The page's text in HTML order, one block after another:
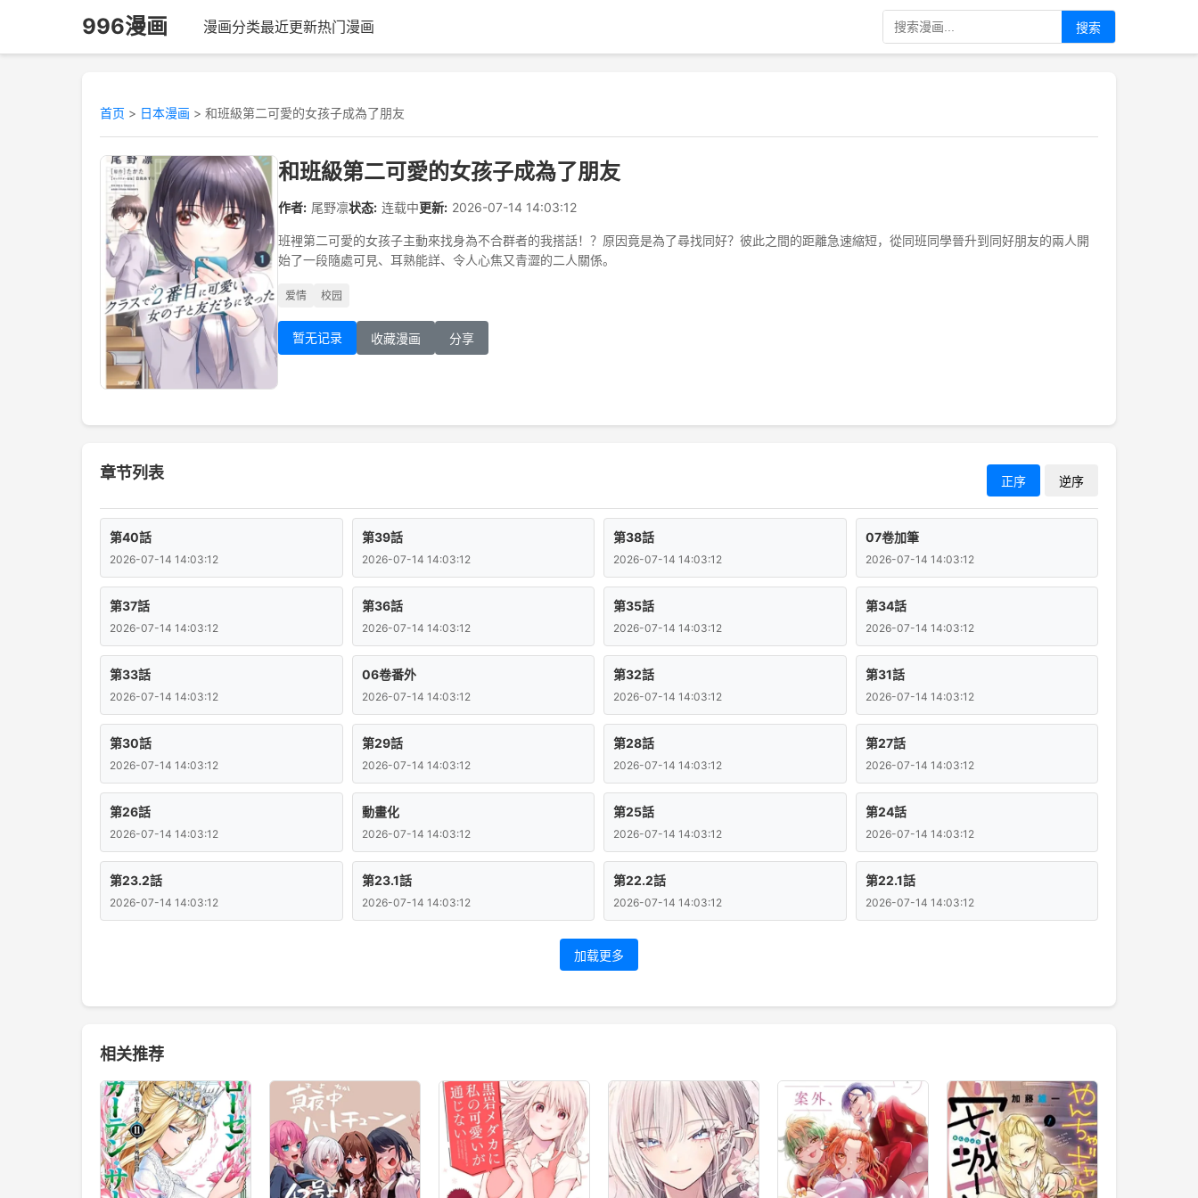
996漫画 漫画分类最近更新热门漫画 搜索
首页 > 日本漫画 > 和班級第二可愛的女孩子成為了朋友
和班級第二可愛的女孩子成為了朋友
作者: 尾野凛状态: 连载中更新: 2026-07-14 14:03:12
班裡第二可愛的女孩子主動來找身為不合群者的我搭話！？原因竟是為了尋找同好？彼此之間的距離急速縮短，從同班同學晉升到同好朋友的兩人開
始了一段隨處可見、耳熟能詳、令人心焦又青澀的二人關係。
爱情 校园
暂无记录 收藏漫画 分享
章节列表 正序 逆序
第40話
2026-07-14 14:03:12
第39話
2026-07-14 14:03:12
第38話
2026-07-14 14:03:12
07卷加筆
2026-07-14 14:03:12
第37話
2026-07-14 14:03:12
第36話
2026-07-14 14:03:12
第35話
2026-07-14 14:03:12
第34話
2026-07-14 14:03:12
第33話
2026-07-14 14:03:12
06卷番外
2026-07-14 14:03:12
第32話
2026-07-14 14:03:12
第31話
2026-07-14 14:03:12
第30話
2026-07-14 14:03:12
第29話
2026-07-14 14:03:12
第28話
2026-07-14 14:03:12
第27話
2026-07-14 14:03:12
第26話
2026-07-14 14:03:12
動畫化
2026-07-14 14:03:12
第25話
2026-07-14 14:03:12
第24話
2026-07-14 14:03:12
第23.2話
2026-07-14 14:03:12
第23.1話
2026-07-14 14:03:12
第22.2話
2026-07-14 14:03:12
第22.1話
2026-07-14 14:03:12
加载更多
相关推荐